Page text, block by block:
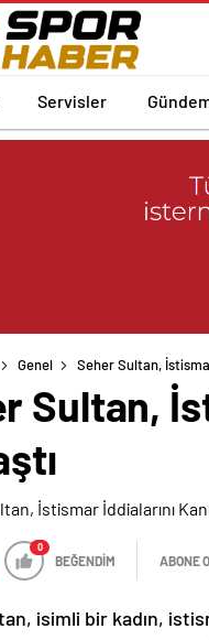
Servisler
Genel Seher Sultan,
Sultan,
0
BEĞENDİM ABONE
isimli bir kadın,